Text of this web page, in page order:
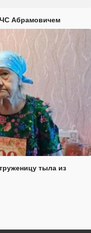
Абрамовичем
тыла из